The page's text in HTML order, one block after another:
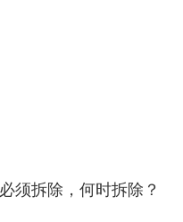
须拆除，何时拆除？